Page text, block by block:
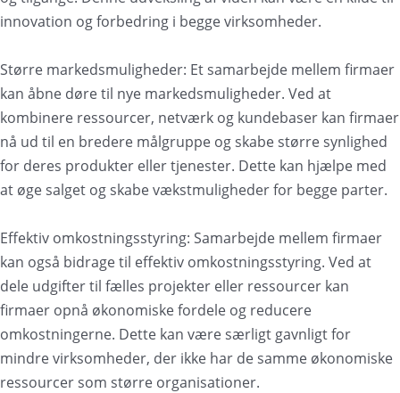
innovation og forbedring i begge virksomheder.
Større markedsmuligheder: Et samarbejde mellem firmaer
kan åbne døre til nye markedsmuligheder. Ved at
kombinere ressourcer, netværk og kundebaser kan firmaer
nå ud til en bredere målgruppe og skabe større synlighed
for deres produkter eller tjenester. Dette kan hjælpe med
at øge salget og skabe vækstmuligheder for begge parter.
Effektiv omkostningsstyring: Samarbejde mellem firmaer
kan også bidrage til effektiv omkostningsstyring. Ved at
dele udgifter til fælles projekter eller ressourcer kan
firmaer opnå økonomiske fordele og reducere
omkostningerne. Dette kan være særligt gavnligt for
mindre virksomheder, der ikke har de samme økonomiske
ressourcer som større organisationer.